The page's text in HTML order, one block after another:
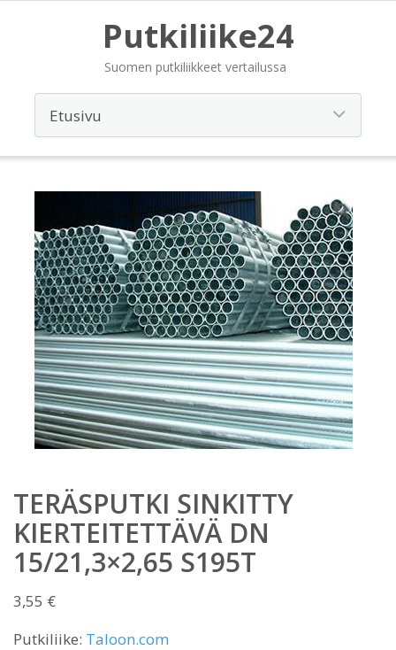
Putkiliike24
Suomen putkiliikkeet vertailussa
TERÄSPUTKI SINKITTY
KIERTEITETTÄVÄ DN
15/21,3×2,65 S195T
3,55 €
Putkiliike: Taloon.com